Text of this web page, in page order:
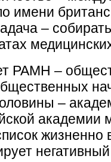
имени
–
РАМН –
–
академии